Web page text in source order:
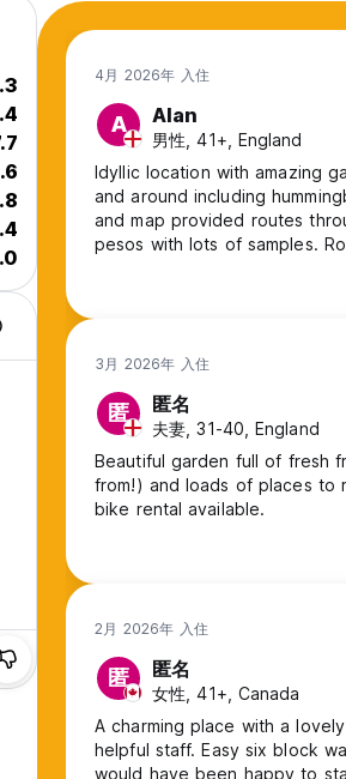
4月 2026年 入住
A Alan
男性, 41+, England
Idyllic location with amazing
and around including
and map provided routes
pesos with lots of samples.
Internet speeds were fast
3月 2026年 入住
匿 匿名
夫妻, 31-40, England
Beautiful garden full of fresh
from!) and loads of places to
bike rental available.
2月 2026年 入住
匿 匿名
女性, 41+, Canada
A charming place with a
helpful staff. Easy six block walk from bus terminal. Stayed four days no
would have been happy to